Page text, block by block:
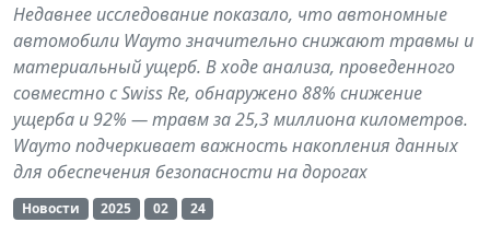
Недавнее исследование показало, что автономные
автомобили Waymo значительно снижают травмы и
материальный ущерб. В ходе анализа, проведенного
совместно с Swiss Re, обнаружено 88% снижение
ущерба и 92% — травм за 25,3 миллиона километров.
Waymo подчеркивает важность накопления данных
для обеспечения безопасности на дорогах
Новости 2025 02 24